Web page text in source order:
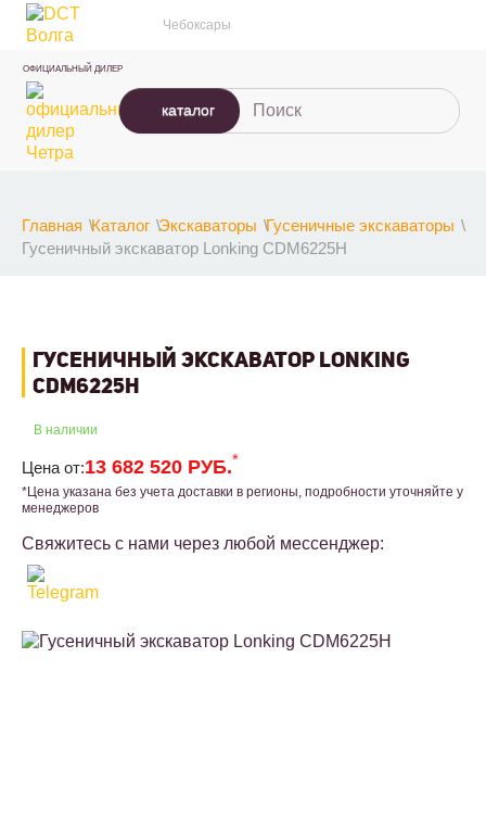
Чебоксары
ОФИЦИАЛЬНЫЙ ДИЛЕР
каталог
Главная Каталог Экскаваторы Гусеничные экскаваторы
Гусеничный экскаватор Lonking CDM6225H
ГУСЕНИЧНЫЙ ЭКСКАВАТОР LONKING
CDM6225H
В наличии
Цена от:13 682 520 РУБ.*
*Цена указана без учета доставки в регионы, подробности уточняйте у
менеджеров
Свяжитесь с нами через любой мессенджер: